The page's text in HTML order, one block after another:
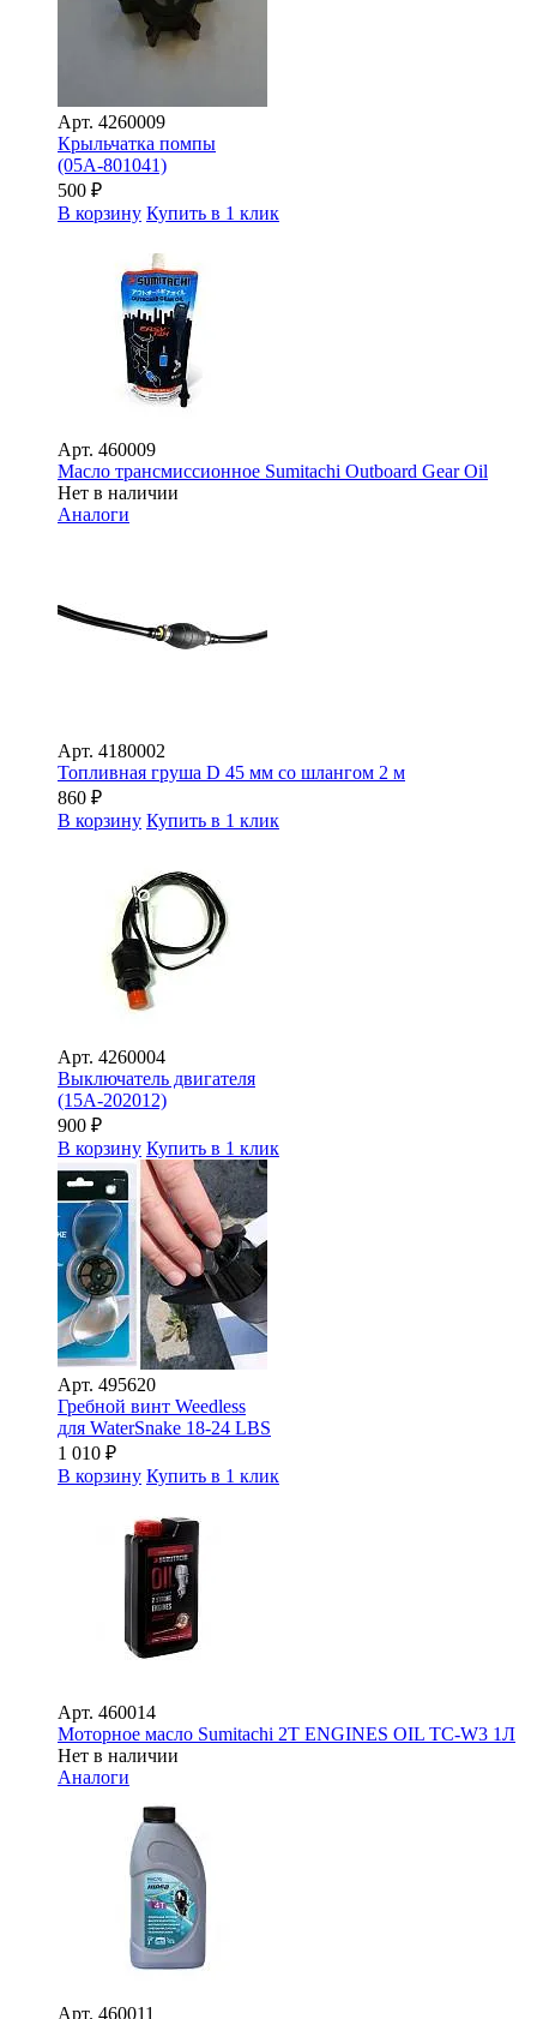
Арт. 4260009
Крыльчатка помпы
(05A-801041)
500 ₽
В корзину Купить в 1 клик
Арт. 460009
Масло трансмиссионное Sumitachi Outboard Gear Oil
Нет в наличии
Аналоги
Арт. 4180002
Топливная груша D 45 мм со шлангом 2 м
860 ₽
В корзину Купить в 1 клик
Арт. 4260004
Выключатель двигателя
(15A-202012)
900 ₽
В корзину Купить в 1 клик
Арт. 495620
Гребной винт Weedless
для WaterSnake 18-24 LBS
1 010 ₽
В корзину Купить в 1 клик
Арт. 460014
Моторное масло Sumitachi 2T ENGINES OIL TC-W3 1Л
Нет в наличии
Аналоги
Арт. 460011